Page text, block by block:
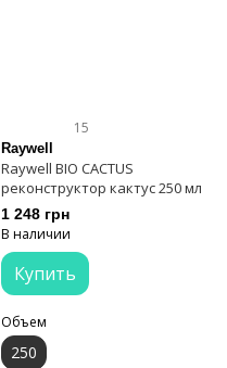
15
Raywell
Raywell BIO CACTUS
реконструктор кактус 250 мл
1 248 грн
В наличии
Купить
Объем
250